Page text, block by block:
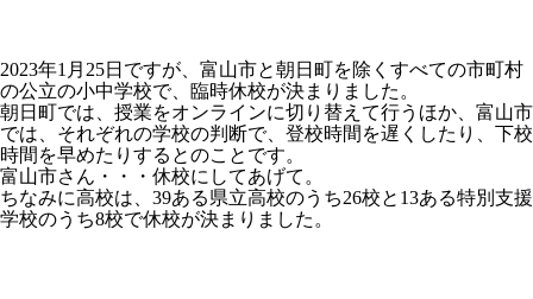
2023年1月25日ですが、富山市と朝日町を除くすべての市町村
の公立の小中学校で、臨時休校が決まりました。
朝日町では、授業をオンラインに切り替えて行うほか、富山市
では、それぞれの学校の判断で、登校時間を遅くしたり、下校
時間を早めたりするとのことです。
富山市さん・・・休校にしてあげて。
ちなみに高校は、39ある県立高校のうち26校と13ある特別支援
学校のうち8校で休校が決まりました。